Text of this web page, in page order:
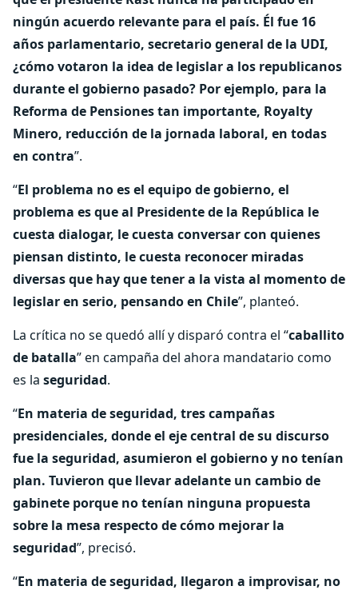
ningún acuerdo relevante para el país. Él fue 16
años parlamentario, secretario general de la UDI,
¿cómo votaron la idea de legislar a los republicanos
durante el gobierno pasado? Por ejemplo, para la
Reforma de Pensiones tan importante, Royalty
Minero, reducción de la jornada laboral, en todas
en contra”.
“El problema no es el equipo de gobierno, el
problema es que al Presidente de la República le
cuesta dialogar, le cuesta conversar con quienes
piensan distinto, le cuesta reconocer miradas
diversas que hay que tener a la vista al momento de
legislar en serio, pensando en Chile”, planteó.
La crítica no se quedó allí y disparó contra el “caballito
de batalla” en campaña del ahora mandatario como
es la seguridad.
“En materia de seguridad, tres campañas
presidenciales, donde el eje central de su discurso
fue la seguridad, asumieron el gobierno y no tenían
plan. Tuvieron que llevar adelante un cambio de
gabinete porque no tenían ninguna propuesta
sobre la mesa respecto de cómo mejorar la
seguridad”, precisó.
“En materia de seguridad, llegaron a improvisar, no